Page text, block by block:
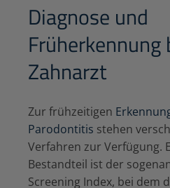
Diagnose und
Früherkennung
Zahnarzt
Zur frühzeitigen
Parodontitis stehen
Verfahren zur Verfügung.
Bestandteil ist der
Screening Index, bei dem